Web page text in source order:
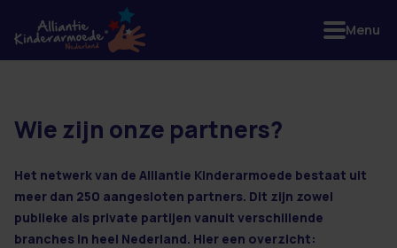
6 resultaten
Wie zijn onze partners?
Het netwerk van de Alliantie Kinderarmoede bestaat uit
meer dan 250 aangesloten partners. Dit zijn zowel
publieke als private partijen vanuit verschillende
branches in heel Nederland. Hier een overzicht:
Menu